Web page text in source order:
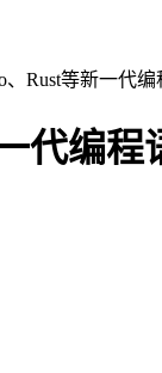
、Rust等新一代
代编